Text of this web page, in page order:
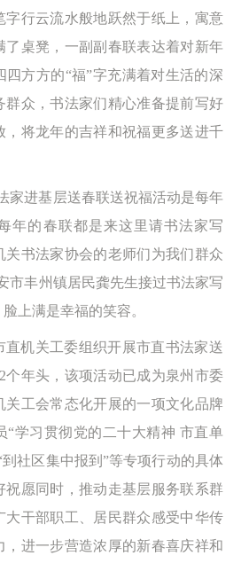
字行云流水般地跃然于纸上，寓意
了桌凳，一副副春联表达着对新年
四方方的“福”字充满着对生活的深
群众，书法家们精心准备提前写好
，将龙年的吉祥和祝福更多送进千
家进基层送春联送祝福活动是每年
年的春联都是来这里请书法家写
关书法家协会的老师们为我们群众
市丰州镇居民龚先生接过书法家写
上满是幸福的笑容。
直机关工委组织开展市直书法家送
个年头，该项活动已成为泉州市委
关工会常态化开展的一项文化品牌
“学习贯彻党的二十大精神 市直单
社区集中报到”等专项行动的具体
祝愿同时，推动走基层服务联系群
大干部职工、居民群众感受中华传
，进一步营造浓厚的新春喜庆祥和